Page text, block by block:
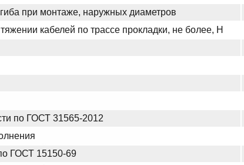
при монтаже, наружных диаметров
кабелей по трассе прокладки, не более, Н
по ГОСТ 31565-2012
ГОСТ 15150-69